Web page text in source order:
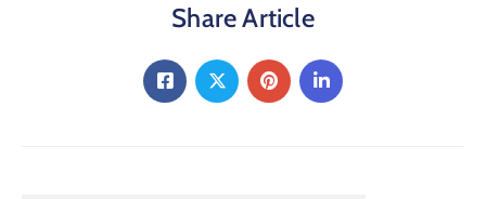
Share Article